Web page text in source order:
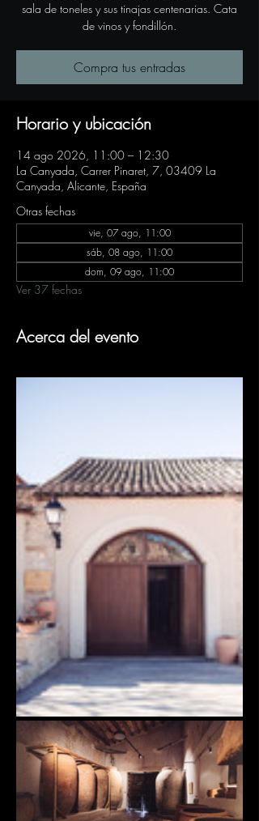
sala de toneles y sus tinajas centenarias. Cata
de vinos y fondillón.
Compra tus entradas
Horario y ubicación
14 ago 2026, 11:00 – 12:30
La Canyada, Carrer Pinaret, 7, 03409 La
Canyada, Alicante, España
Otras fechas
vie, 07 ago, 11:00
sáb, 08 ago, 11:00
dom, 09 ago, 11:00
Ver 37 fechas
Acerca del evento